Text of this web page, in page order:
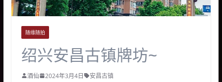
随缘随拍
绍兴安昌古镇牌坊~
酒仙 2024年3月4日 安昌古镇